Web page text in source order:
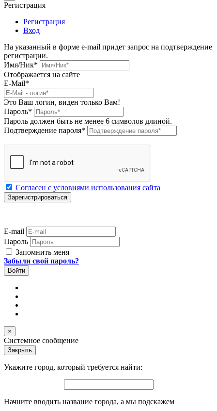
Регистрация
Регистрация
Вход
На указанный в форме e-mail придет запрос на подтверждение
регистрации.
Имя/Ник*
Отображается на сайте
E-Mail*
Это Ваш логин, виден только Вам!
Пароль*
Пароль должен быть не менее 6 символов длиной.
Подтверждение пароля*
Согласен с условиями использования сайта
E-mail
Пароль
Запомнить меня
Забыли свой пароль?
×
Системное сообщение
Закрыть
Укажите город, который требуется найти:
Начните вводить название города, а мы подскажем